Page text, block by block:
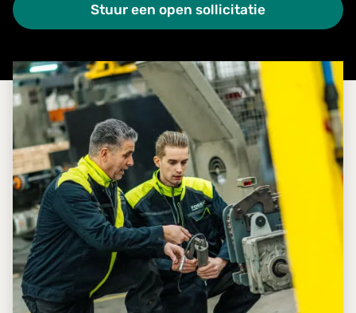
Stuur een open sollicitatie